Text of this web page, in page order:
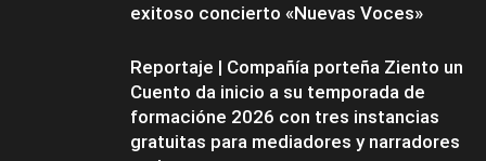
exitoso concierto «Nuevas Voces»
Reportaje | Compañía porteña Ziento un
Cuento da inicio a su temporada de
formacióne 2026 con tres instancias
gratuitas para mediadores y narradores